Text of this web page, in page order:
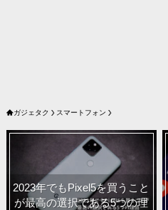
ガジェタク スマートフォン
2023年でもPixel5を買うこと
が最高の選択である5つの理